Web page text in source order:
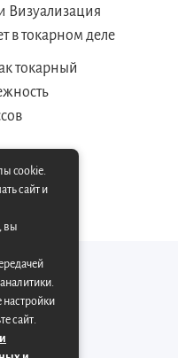
Визуализация
в токарном деле
токарный
cookie.
сайт и
вы
настройки
сайт.